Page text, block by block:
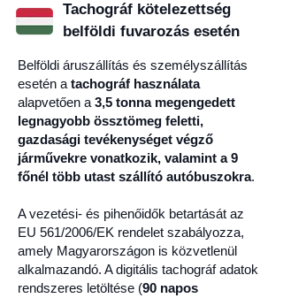
Tachográf kötelezettség
belföldi fuvarozás esetén
Belföldi áruszállítás és személyszállítás
esetén a tachográf használata
alapvetően a 3,5 tonna megengedett
legnagyobb össztömeg feletti,
gazdasági tevékenységet végző
járművekre vonatkozik, valamint a 9
főnél több utast szállító autóbuszokra.
A vezetési- és pihenőidők betartását az
EU 561/2006/EK rendelet szabályozza,
amely Magyarországon is közvetlenül
alkalmazandó. A digitális tachográf adatok
rendszeres letöltése (90 napos